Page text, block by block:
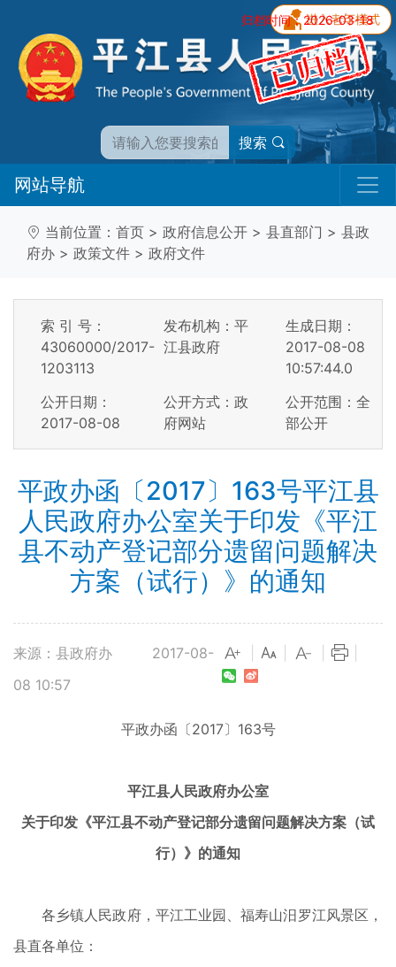
归档时间：2026-03-18
搜索
网站导航
当前位置： 首页 > 政府信息公开 > 县直部门 > 县政
府办 > 政策文件 > 政府文件
索 引 号：
43060000/2017-
1203113
发布机构：平
江县政府
生成日期：
2017-08-08
10:57:44.0
公开日期：
2017-08-08
公开方式：政
府网站
公开范围：全
部公开
平政办函〔2017〕163号平江县
人民政府办公室关于印发《平江
县不动产登记部分遗留问题解决
方案（试行）》的通知
来源：县政府办
2017-08-
08 10:57
平政办函〔2017〕163号
平江县人民政府办公室
关于印发《平江县不动产登记部分遗留问题解决方案（试
行）》的通知
各乡镇人民政府，平江工业园、福寿山汨罗江风景区，
县直各单位：